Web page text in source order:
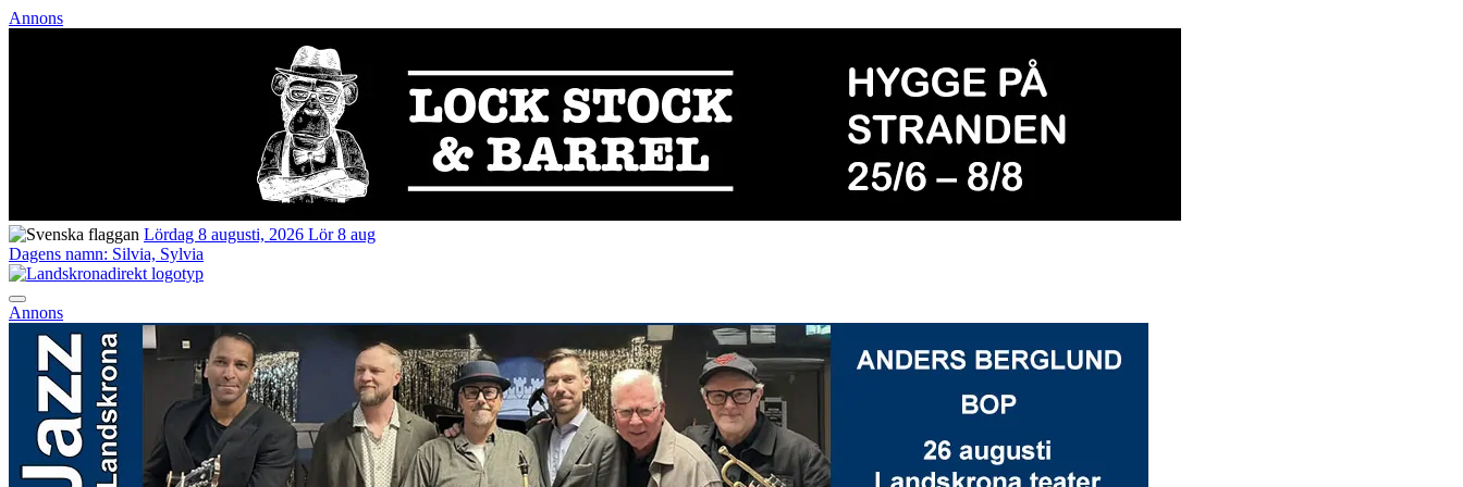
Annons
Lördag 8 augusti, 2026 Lör 8 aug
Dagens namn: Silvia, Sylvia
Annons